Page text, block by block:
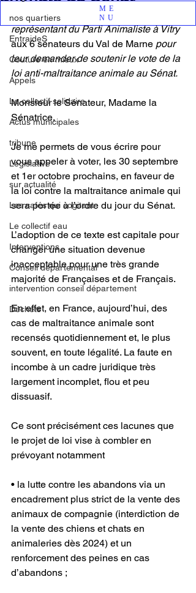
ME
NU
nos quartiers
EntraideS
Couture en mieux
Appels
Le collectif solidaire
Actus municipales
tribune
Legislative
sur actualité
Les cafés qui cogitent
Le collectif eau
Interventions
Conseil départemental
intervention conseil département
Déchets
Une adresse d'Emmanuel Ollivier
représentant du Parti Animaliste à Vitry
aux 6 sénateurs du Val de Marne pour
leur demander de soutenir le vote de la
loi anti-maltraitance animale au Sénat.
Monsieur le Sénateur, Madame la
Sénatrice,
Je me permets de vous écrire pour
vous appeler à voter, les 30 septembre
et 1er octobre prochains, en faveur de
la loi contre la maltraitance animale qui
sera portée à l’ordre du jour du Sénat.
L’adoption de ce texte est capitale pour
changer une situation devenue
inacceptable pour une très grande
majorité de Françaises et de Français.
En effet, en France, aujourd’hui, des
cas de maltraitance animale sont
recensés quotidiennement et, le plus
souvent, en toute légalité. La faute en
incombe à un cadre juridique très
largement incomplet, flou et peu
dissuasif.
Ce sont précisément ces lacunes que
le projet de loi vise à combler en
prévoyant notamment
• la lutte contre les abandons via un
encadrement plus strict de la vente des
animaux de compagnie (interdiction de
la vente des chiens et chats en
animaleries dès 2024) et un
renforcement des peines en cas
d’abandons ;